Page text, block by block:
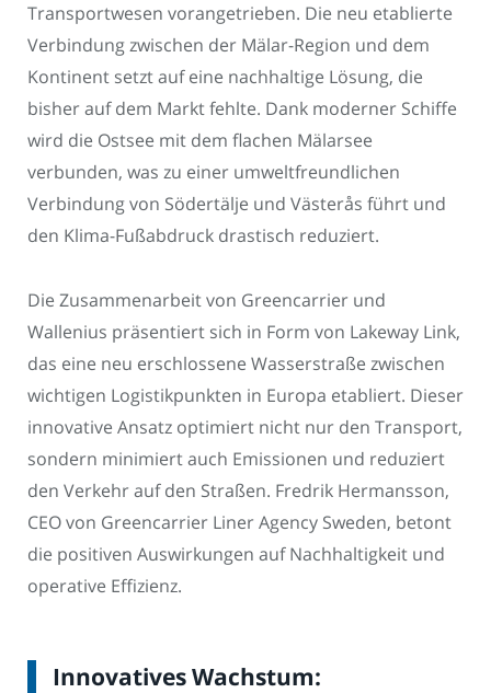
Transportwesen vorangetrieben. Die neu etablierte
Verbindung zwischen der Mälar-Region und dem
Kontinent setzt auf eine nachhaltige Lösung, die
bisher auf dem Markt fehlte. Dank moderner Schiffe
wird die Ostsee mit dem flachen Mälarsee
verbunden, was zu einer umweltfreundlichen
Verbindung von Södertälje und Västerås führt und
den Klima-Fußabdruck drastisch reduziert.
Die Zusammenarbeit von Greencarrier und
Wallenius präsentiert sich in Form von Lakeway Link,
das eine neu erschlossene Wasserstraße zwischen
wichtigen Logistikpunkten in Europa etabliert. Dieser
innovative Ansatz optimiert nicht nur den Transport,
sondern minimiert auch Emissionen und reduziert
den Verkehr auf den Straßen. Fredrik Hermansson,
CEO von Greencarrier Liner Agency Sweden, betont
die positiven Auswirkungen auf Nachhaltigkeit und
operative Effizienz.
Innovatives Wachstum: